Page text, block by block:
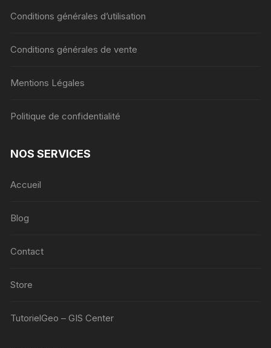
Conditions générales d’utilisation
Conditions générales de vente
Mentions Légales
Politique de confidentialité
NOS SERVICES
Accueil
Blog
Contact
Store
TutorielGeo – GIS Center